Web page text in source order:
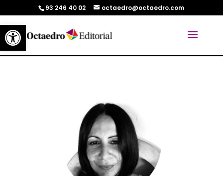
Abrir barra de herramientas
93 246 40 02 octaedro@octaedro.com